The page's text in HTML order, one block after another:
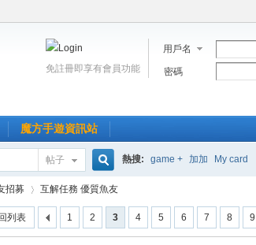
用戶名
密碼
免註冊即享有會員功能
魔方手遊資訊站
帖子
搜
熱搜: game + 加加 My card
招募 互解任務 優質魚友
1 2 3 4 5 6 7 8 9
列表